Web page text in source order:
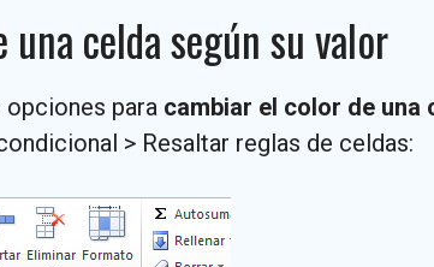
celda según su valor
opciones para cambiar el color de una
> Resaltar reglas de celdas: